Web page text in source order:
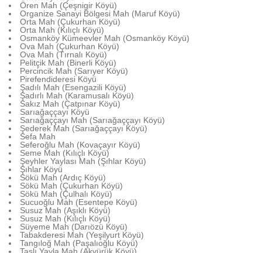
Ören Mah (Çeşnigir Köyü)
Organize Sanayi Bölgesi Mah (Maruf Köyü)
Orta Mah (Çukurhan Köyü)
Orta Mah (Kılıçlı Köyü)
Osmanköy Kümeevler Mah (Osmanköy Köyü)
Ova Mah (Çukurhan Köyü)
Ova Mah (Tırnalı Köyü)
Pelitçik Mah (Binerli Köyü)
Percincik Mah (Sarıyer Köyü)
Pirefendideresi Köyü
Şadılı Mah (Esengazili Köyü)
Şadırlı Mah (Karamusalı Köyü)
Sakız Mah (Çatpınar Köyü)
Sarıağaççayı Köyü
Sarıağaççayı Mah (Sarıağaççayı Köyü)
Şederek Mah (Sarıağaççayı Köyü)
Sefa Mah
Seferoğlu Mah (Kovaçayır Köyü)
Seme Mah (Kılıçlı Köyü)
Şeyhler Yaylası Mah (Şıhlar Köyü)
Şıhlar Köyü
Sökü Mah (Ardıç Köyü)
Sökü Mah (Çukurhan Köyü)
Sökü Mah (Çulhalı Köyü)
Sucuoğlu Mah (Esentepe Köyü)
Susuz Mah (Aşıklı Köyü)
Susuz Mah (Kılıçlı Köyü)
Süyeme Mah (Darıözü Köyü)
Tabakderesi Mah (Yeşilyurt Köyü)
Tangıloğ Mah (Paşalıoğlu Köyü)